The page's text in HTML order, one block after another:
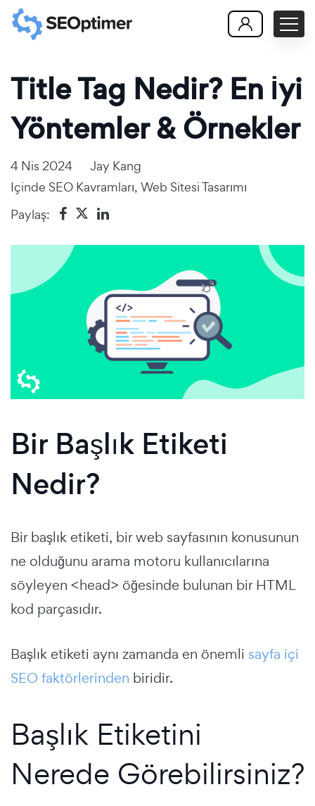
Title Tag Nedir? En İyi
Yöntemler & Örnekler
4 Nis 2024
Jay Kang
Içinde SEO Kavramları, Web Sitesi Tasarımı
Paylaş:
Bir Başlık Etiketi
Nedir?
Bir başlık etiketi, bir web sayfasının konusunun
ne olduğunu arama motoru kullanıcılarına
söyleyen <head> öğesinde bulunan bir HTML
kod parçasıdır.
Başlık etiketi aynı zamanda en önemli sayfa içi
SEO faktörlerinden biridir.
Başlık Etiketini
Nerede Görebilirsiniz?